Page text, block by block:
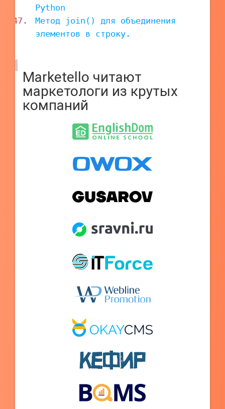
Python
Метод join() для объединения
элементов в строку.
Marketello читают
маркетологи из крутых
компаний